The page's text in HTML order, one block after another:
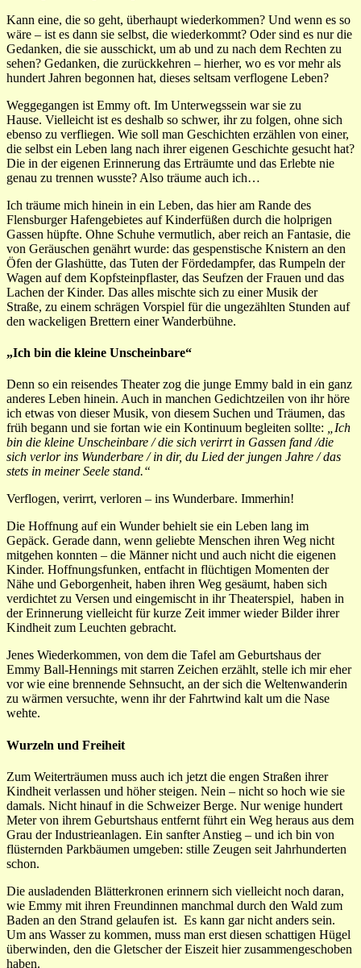
Kann eine, die so geht, überhaupt wiederkommen? Und wenn es so
wäre – ist es dann sie selbst, die wiederkommt? Oder sind es nur die
Gedanken, die sie ausschickt, um ab und zu nach dem Rechten zu
sehen? Gedanken, die zurückkehren – hierher, wo es vor mehr als
hundert Jahren begonnen hat, dieses seltsam verflogene Leben?
Weggegangen ist Emmy oft. Im Unterwegssein war sie zu
Hause. Vielleicht ist es deshalb so schwer, ihr zu folgen, ohne sich
ebenso zu verfliegen. Wie soll man Geschichten erzählen von einer,
die selbst ein Leben lang nach ihrer eigenen Geschichte gesucht hat?
Die in der eigenen Erinnerung das Erträumte und das Erlebte nie
genau zu trennen wusste? Also träume auch ich…
Ich träume mich hinein in ein Leben, das hier am Rande des
Flensburger Hafengebietes auf Kinderfüßen durch die holprigen
Gassen hüpfte. Ohne Schuhe vermutlich, aber reich an Fantasie, die
von Geräuschen genährt wurde: das gespenstische Knistern an den
Öfen der Glashütte, das Tuten der Fördedampfer, das Rumpeln der
Wagen auf dem Kopfsteinpflaster, das Seufzen der Frauen und das
Lachen der Kinder. Das alles mischte sich zu einer Musik der
Straße, zu einem schrägen Vorspiel für die ungezählten Stunden auf
den wackeligen Brettern einer Wanderbühne.
„Ich bin die kleine Unscheinbare“
Denn so ein reisendes Theater zog die junge Emmy bald in ein ganz
anderes Leben hinein. Auch in manchen Gedichtzeilen von ihr höre
ich etwas von dieser Musik, von diesem Suchen und Träumen, das
früh begann und sie fortan wie ein Kontinuum begleiten sollte:
„Ich
bin die kleine Unscheinbare / die sich verirrt in Gassen fand /die
sich verlor ins Wunderbare / in dir, du Lied der jungen Jahre / das
stets in meiner Seele stand.“
Verflogen, verirrt, verloren – ins Wunderbare. Immerhin!
Die Hoffnung auf ein Wunder behielt sie ein Leben lang im
Gepäck. Gerade dann, wenn geliebte Menschen ihren Weg nicht
mitgehen konnten – die Männer nicht und auch nicht die eigenen
Kinder. Hoffnungsfunken, entfacht in flüchtigen Momenten der
Nähe und Geborgenheit, haben ihren Weg gesäumt, haben sich
verdichtet zu Versen und eingemischt in ihr Theaterspiel, haben in
der Erinnerung vielleicht für kurze Zeit immer wieder Bilder ihrer
Kindheit zum Leuchten gebracht.
Jenes Wiederkommen, von dem die Tafel am Geburtshaus der
Emmy Ball-Hennings mit starren Zeichen erzählt, stelle ich mir eher
vor wie eine brennende Sehnsucht, an der sich die Weltenwanderin
zu wärmen versuchte, wenn ihr der Fahrtwind kalt um die Nase
wehte.
Wurzeln und Freiheit
Zum Weiterträumen muss auch ich jetzt die engen Straßen ihrer
Kindheit verlassen und höher steigen. Nein – nicht so hoch wie sie
damals. Nicht hinauf in die Schweizer Berge. Nur wenige hundert
Meter von ihrem Geburtshaus entfernt führt ein Weg heraus aus dem
Grau der Industrieanlagen. Ein sanfter Anstieg – und ich bin von
flüsternden Parkbäumen umgeben: stille Zeugen seit Jahrhunderten
schon.
Die ausladenden Blätterkronen erinnern sich vielleicht noch daran,
wie Emmy mit ihren Freundinnen manchmal durch den Wald zum
Baden an den Strand gelaufen ist. Es kann gar nicht anders sein.
Um ans Wasser zu kommen, muss man erst diesen schattigen Hügel
überwinden, den die Gletscher der Eiszeit hier zusammengeschoben
haben.